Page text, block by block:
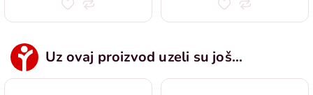
Uz ovaj proizvod uzeli su još...